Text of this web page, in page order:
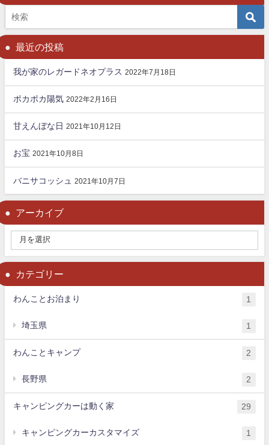
最近の投稿
我が家のレガードネオプラス 2022年7月18日
ポカポカ陽気 2022年2月16日
甘えんぼな日 2021年10月12日
お宝 2021年10月8日
バニサコッシュ 2021年10月7日
アーカイブ
カテゴリー
わんことお泊まり 1
埼玉県 1
わんことキャンプ 2
長野県 2
キャンピングカーは動く家 29
キャンピングカーカスタマイズ 1